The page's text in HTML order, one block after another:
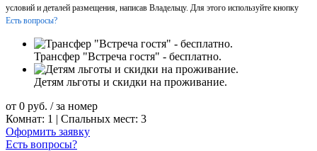
условий и деталей размещения, написав Владельцу. Для этого используйте кнопку
Есть вопросы?
Трансфер "Встреча гостя" - бесплатно.
Детям льготы и скидки на проживание.
от 0 руб. / за номер
Комнат: 1 | Спальных мест: 3
Оформить заявку
Есть вопросы?